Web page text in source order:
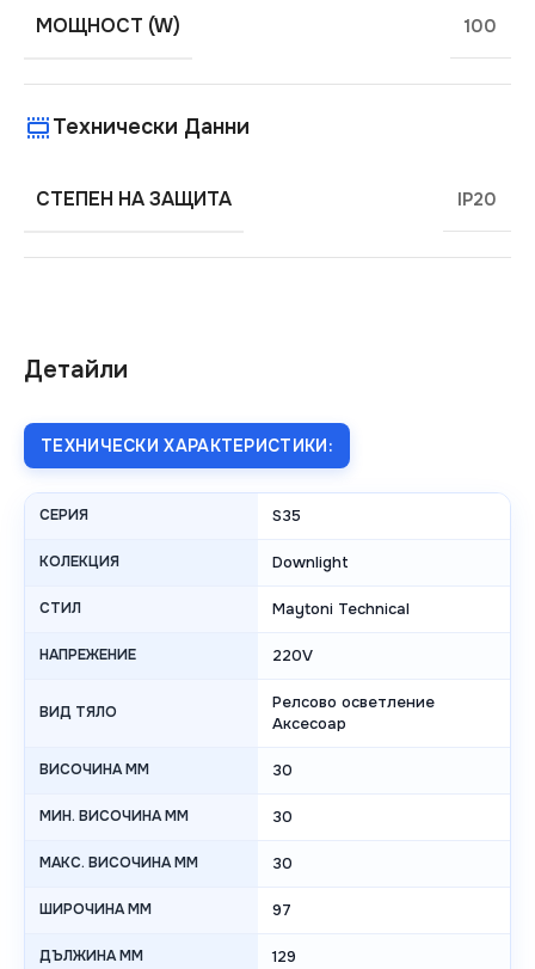
Детайли
ТЕХНИЧЕСКИ ХАРАКТЕРИСТИКИ:
СЕРИЯ S35
КОЛЕКЦИЯ Downlight
СТИЛ Maytoni Technical
НАПРЕЖЕНИЕ 220V
ВИД ТЯЛО
Релсово осветление
Аксесоар
ВИСОЧИНА MM 30
МИН. ВИСОЧИНА MM 30
МАКС. ВИСОЧИНА MM 30
ШИРОЧИНА MM 97
ДЪЛЖИНА MM 129
МОЩНОСТ (W) 100
Технически Данни
СТЕПЕН НА ЗАЩИТА IP20